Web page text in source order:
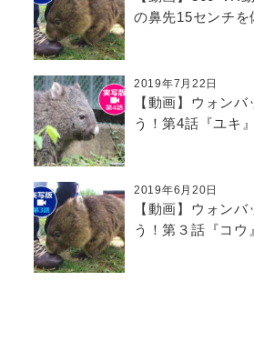
の鼻先15センチを
2019年7月22日
【動画】ウォン
う！第4話『ユキ』
2019年6月20日
【動画】ウォン
う！第３話『コウ